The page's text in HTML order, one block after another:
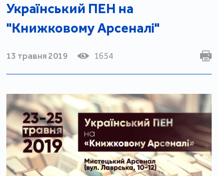
Український ПЕН на
"Книжковому Арсеналі"
13 травня 2019 1654